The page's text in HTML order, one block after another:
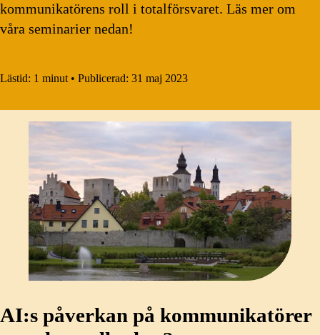
kommunikatörens roll i totalförsvaret. Läs mer om
våra seminarier nedan!
Lästid: 1 minut • Publicerad: 31 maj 2023
AI:s påverkan på kommunikatörer